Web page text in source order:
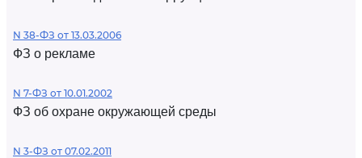
N 38-ФЗ от 13.03.2006
ФЗ о рекламе
N 7-ФЗ от 10.01.2002
ФЗ об охране окружающей среды
N 3-ФЗ от 07.02.2011